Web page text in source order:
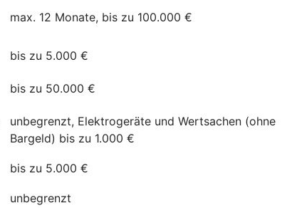
max. 12 Monate, bis zu 100.000 €
bis zu 5.000 €
bis zu 50.000 €
unbegrenzt, Elektrogeräte und Wertsachen (ohne
Bargeld) bis zu 1.000 €
bis zu 5.000 €
unbegrenzt